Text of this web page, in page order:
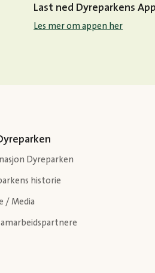
Last ned Dyreparkens App
Les mer om appen her
Dyreparken
historie
/ Media